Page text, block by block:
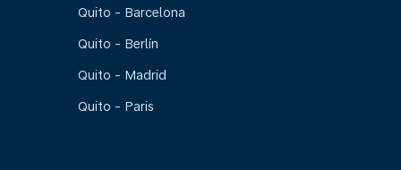
Quito - Barcelona
Quito - Berlín
Quito - Madrid
Quito - Paris